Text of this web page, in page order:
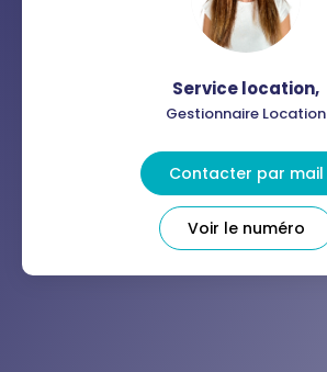
Service location,
Gestionnaire Location
Contacter par mail
Voir le numéro